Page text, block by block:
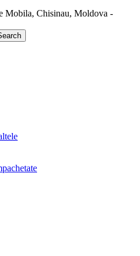
Mobila, Chisinau, Moldova -